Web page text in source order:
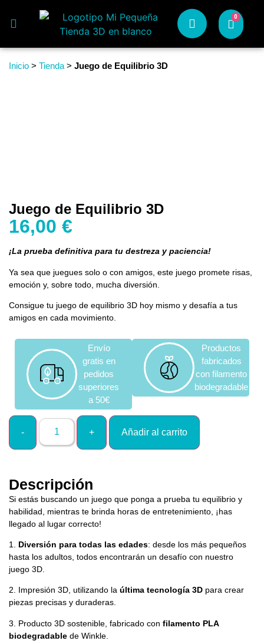
0
Inicio > Tienda > Juego de Equilibrio 3D
Juego de Equilibrio 3D
16,00 €
¡La prueba definitiva para tu destreza y paciencia!
Ya sea que juegues solo o con amigos, este juego promete risas,
emoción y, sobre todo, mucha diversión.
Consigue tu juego de equilibrio 3D hoy mismo y desafía a tus
amigos en cada movimiento.
Envío
gratis en
pedidos
superiores
a 50€
Productos
fabricados
con filamento
biodegradable
Añadir al carrito
Descripción
Si estás buscando un juego que ponga a prueba tu equilibrio y
habilidad, mientras te brinda horas de entretenimiento, ¡has
llegado al lugar correcto!
1. Diversión para todas las edades: desde los más pequeños
hasta los adultos, todos encontrarán un desafío con nuestro
juego 3D.
2. Impresión 3D, utilizando la última tecnología 3D para crear
piezas precisas y duraderas.
3. Producto 3D sostenible, fabricado con filamento PLA
biodegradable de Winkle.